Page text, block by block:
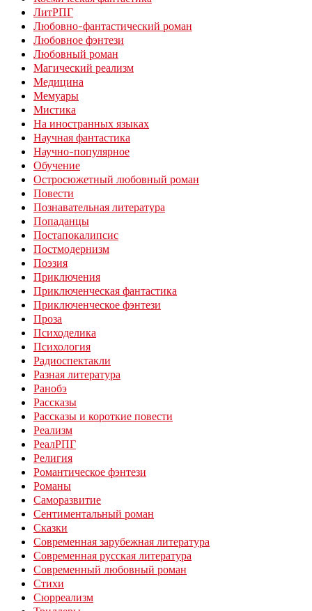
ЛитРПГ
Любовно-фантастический роман
Любовное фэнтези
Любовный роман
Магический реализм
Медицина
Мемуары
Мистика
На иностранных языках
Научная фантастика
Научно-популярное
Обучение
Остросюжетный любовный роман
Повести
Познавательная литература
Попаданцы
Постапокалипсис
Постмодернизм
Поэзия
Приключения
Приключенческая фантастика
Приключенческое фэнтези
Проза
Психоделика
Психология
Радиоспектакли
Разная литература
Ранобэ
Рассказы
Рассказы и короткие повести
Реализм
РеалРПГ
Религия
Романтическое фэнтези
Романы
Саморазвитие
Сентиментальный роман
Сказки
Современная зарубежная литература
Современная русская литература
Современный любовный роман
Стихи
Сюрреализм